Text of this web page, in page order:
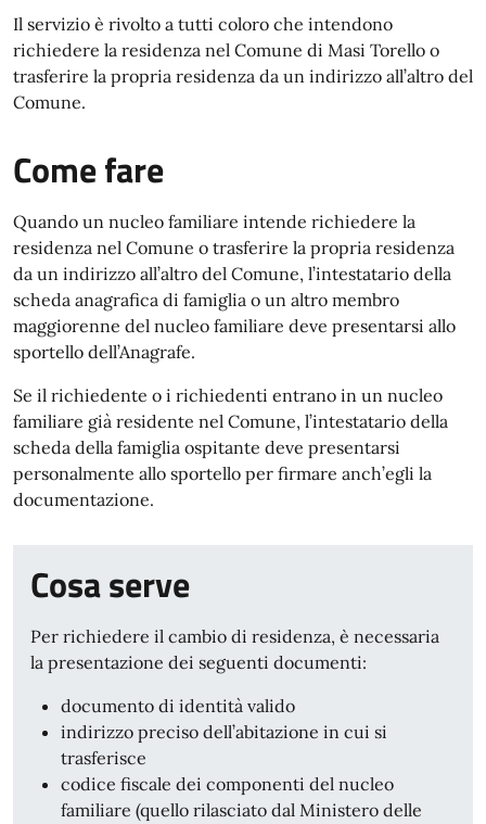
Il servizio è rivolto a tutti coloro che intendono
richiedere la residenza nel Comune di Masi Torello o
trasferire la propria residenza da un indirizzo all’altro del
Comune.
Come fare
Quando un nucleo familiare intende richiedere la
residenza nel Comune o trasferire la propria residenza
da un indirizzo all’altro del Comune, l’intestatario della
scheda anagrafica di famiglia o un altro membro
maggiorenne del nucleo familiare deve presentarsi allo
sportello dell’Anagrafe.
Se il richiedente o i richiedenti entrano in un nucleo
familiare già residente nel Comune, l’intestatario della
scheda della famiglia ospitante deve presentarsi
personalmente allo sportello per firmare anch’egli la
documentazione.
Cosa serve
Per richiedere il cambio di residenza, è necessaria
la presentazione dei seguenti documenti:
documento di identità valido
indirizzo preciso dell’abitazione in cui si
trasferisce
codice fiscale dei componenti del nucleo
familiare (quello rilasciato dal Ministero delle